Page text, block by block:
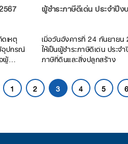
เหตุ
อุปกรณ์
ผู้
ผู้ชำระภาษีดีเด่น ประจำปี
เมื่อวันอังคารที่ 24 กันยายน
ให้เป็นผู้ชำระภาษีดีเด่น ประ
ภาษีที่ดินและสิ่งปลูกสร้าง
1 2 3 4 5 6